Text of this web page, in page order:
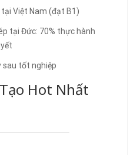
Việt Nam (đạt B1)
tại Đức: 70% thực hành
sau tốt nghiệp
Hot Nhất